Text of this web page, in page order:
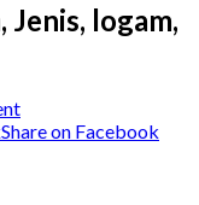
logam,
Share on Facebook